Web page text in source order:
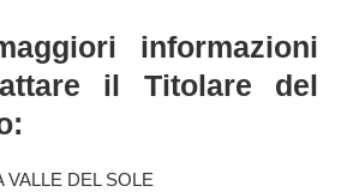
informazioni
il Titolare del
DEL SOLE